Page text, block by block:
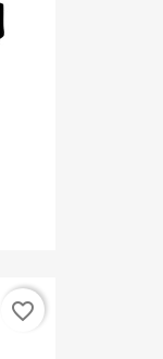
favorite_border